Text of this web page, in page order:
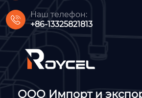

Наш телефон:
+86-13325821813
ООО Импорт и